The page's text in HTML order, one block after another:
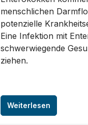
menschlichen
potenzielle
Eine Infektion mit
schwerwiegende
ziehen.
Weiterlesen